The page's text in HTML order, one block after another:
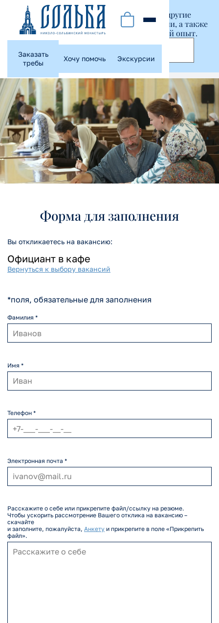
Заказать
требы
Хочу помочь Экскурсии
Форма для заполнения
Вы откликаетесь на вакансию:
Вернуться к выбору вакансий
*поля, обязательные для заполнения
Фамилия *
Имя *
Телефон *
Электронная почта *
Расскажите о себе или прикрепите файл/ссылку на резюме.
Чтобы ускорить рассмотрение Вашего отклика на вакансию –
скачайте
и заполните, пожалуйста, Анкету и прикрепите в поле «Прикрепить
файл».
Этот сайт использует куки-файлы и другие
технологии, чтобы помочь вам в навигации, а также
предоставить лучший пользовательский опыт.